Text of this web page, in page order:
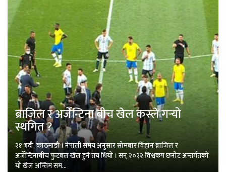
ब्राजिल र अर्जेन्टिना बीच खेल कस्ले गर्‍यो
स्थगित ?
२१ भदौ, काठमाडौं । नेपाली समय अनुसार सोमबार विहान ब्राजिल र
अर्जेन्टिनाबीच फुटबल खेल हुने तय थियो । सन् २०२२ विश्वकप छनोट अन्तर्गतको
यो खेल अन्तिम सम...